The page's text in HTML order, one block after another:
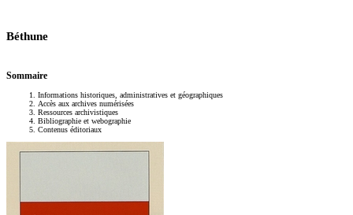
Béthune
Sommaire
Informations historiques, administratives et géographiques
Accès aux archives numérisées
Ressources archivistiques
Bibliographie et webographie
Contenus éditoriaux